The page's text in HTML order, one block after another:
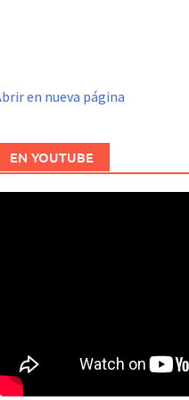
en nueva página
EN YOUTUBE